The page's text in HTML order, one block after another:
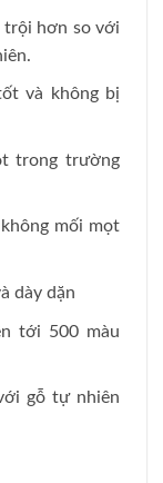
trội hơn so với
và không bị
trong trường
mối mọt
dày dặn
tới 500 màu
gỗ tự nhiên